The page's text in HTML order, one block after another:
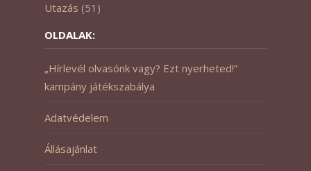
Utazás (51)
OLDALAK:
„Hírlevél olvasónk vagy? Ezt nyerheted!”
kampány játékszabálya
Adatvédelem
Állásajánlat